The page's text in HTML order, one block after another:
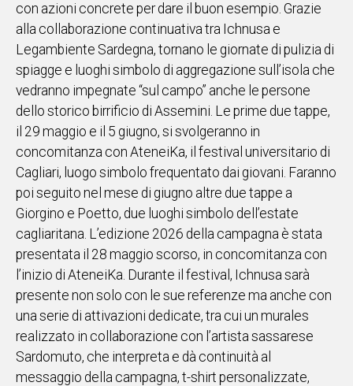
con azioni concrete per dare il buon esempio. Grazie
alla collaborazione continuativa tra Ichnusa e
Legambiente Sardegna, tornano le giornate di pulizia di
spiagge e luoghi simbolo di aggregazione sull’isola che
vedranno impegnate “sul campo” anche le persone
dello storico birrificio di Assemini. Le prime due tappe,
il 29 maggio e il 5 giugno, si svolgeranno in
concomitanza con AteneiKa, il festival universitario di
Cagliari, luogo simbolo frequentato dai giovani. Faranno
poi seguito nel mese di giugno altre due tappe a
Giorgino e Poetto, due luoghi simbolo dell’estate
cagliaritana. L’edizione 2026 della campagna è stata
presentata il 28 maggio scorso, in concomitanza con
l’inizio di AteneiKa. Durante il festival, Ichnusa sarà
presente non solo con le sue referenze ma anche con
una serie di attivazioni dedicate, tra cui un murales
realizzato in collaborazione con l’artista sassarese
Sardomuto, che interpreta e dà continuità al
messaggio della campagna, t-shirt personalizzate,